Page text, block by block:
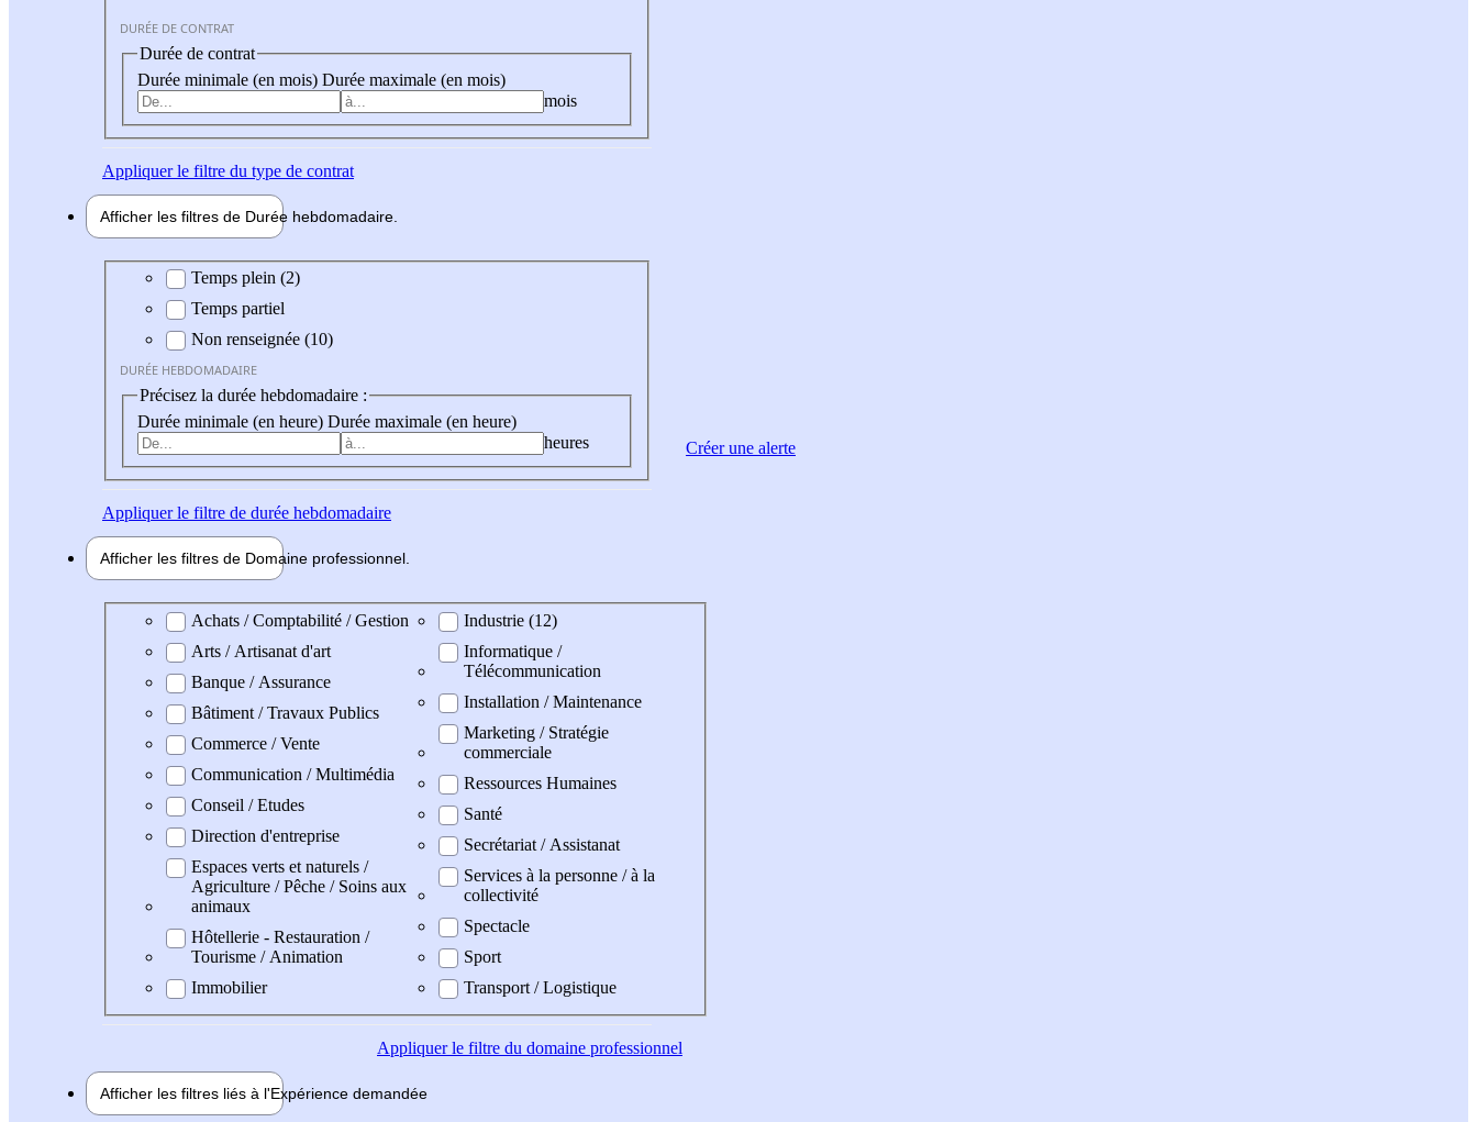
DURÉE DE CONTRAT
Durée de contrat
Durée minimale (en mois) Durée maximale (en mois)
mois
Appliquerle filtre du type de contrat
Afficher les filtres de Durée hebdomadaire
Durée hebdomadaire
Temps plein (2)
Temps partiel
Non renseignée (10)
DURÉE HEBDOMADAIRE
Précisez la durée hebdomadaire :
Durée minimale (en heure) Durée maximale (en heure)
heures
Appliquerle filtre de durée hebdomadaire
Afficher les filtres de Domaine professionnel
Domaine professionel
Achats / Comptabilité / Gestion
Arts / Artisanat d'art
Banque / Assurance
Bâtiment / Travaux Publics
Commerce / Vente
Communication / Multimédia
Conseil / Etudes
Direction d'entreprise
Espaces verts et naturels /
Agriculture / Pêche / Soins aux
animaux
Hôtellerie - Restauration /
Tourisme / Animation
Immobilier
Industrie (12)
Informatique /
Télécommunication
Installation / Maintenance
Marketing / Stratégie
commerciale
Ressources Humaines
Santé
Secrétariat / Assistanat
Services à la personne / à la
collectivité
Spectacle
Sport
Transport / Logistique
Appliquerle filtre du domaine professionnel
Afficher les filtres liés à l'Expérience demandée
Créer une alerte